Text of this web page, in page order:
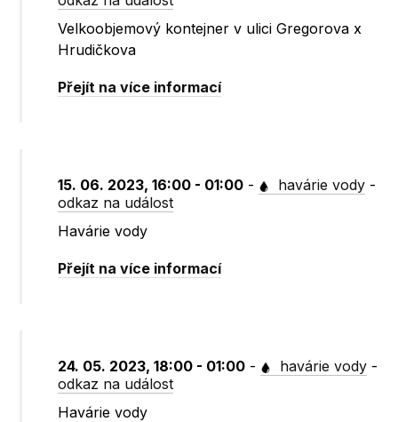
Velkoobjemový kontejner v ulici Gregorova x
Hrudičkova
Přejít na více informací
15. 06. 2023, 16:00 - 01:00 - havárie vody -
odkaz na událost
Havárie vody
Přejít na více informací
24. 05. 2023, 18:00 - 01:00 - havárie vody -
odkaz na událost
Havárie vody